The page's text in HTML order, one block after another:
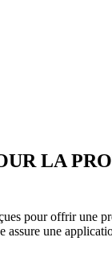
LA
pour offrir une
une